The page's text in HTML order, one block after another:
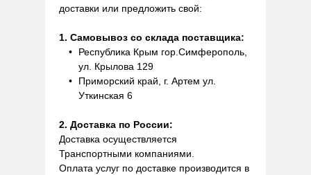
доставки или предложить свой:
1. Самовывоз со склада поставщика:
Республика Крым гор.Симферополь,
ул. Крылова 129
Приморский край, г. Артем ул.
Уткинская 6
2. Доставка по России:
Доставка осуществляется
Транспортными компаниями.
Оплата услуг по доставке производится в